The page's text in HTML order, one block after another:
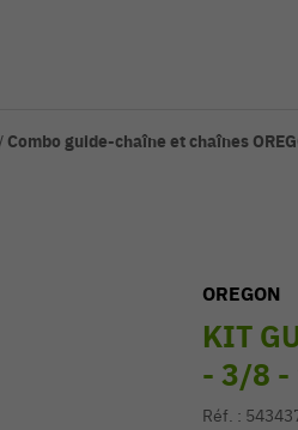
/ Combo guide-chaîne et chaînes
OREGON
KIT
- 3/8 -
Réf. :